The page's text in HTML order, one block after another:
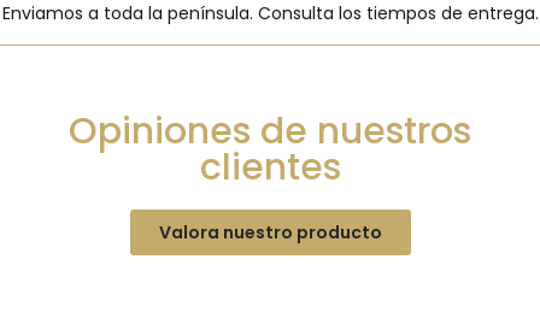
Enviamos a toda la península. Consulta los tiempos de entrega.
Opiniones de nuestros
clientes
Valora nuestro producto